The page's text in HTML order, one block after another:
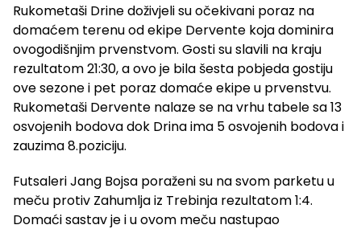
Rukometaši Drine doživjeli su očekivani poraz na
domaćem terenu od ekipe Dervente koja dominira
ovogodišnjim prvenstvom. Gosti su slavili na kraju
rezultatom 21:30, a ovo je bila šesta pobjeda gostiju
ove sezone i pet poraz domaće ekipe u prvenstvu.
Rukometaši Dervente nalaze se na vrhu tabele sa 13
osvojenih bodova dok Drina ima 5 osvojenih bodova i
zauzima 8.poziciju.
Futsaleri Jang Bojsa poraženi su na svom parketu u
meču protiv Zahumlja iz Trebinja rezultatom 1:4.
Domaći sastav je i u ovom meču nastupao